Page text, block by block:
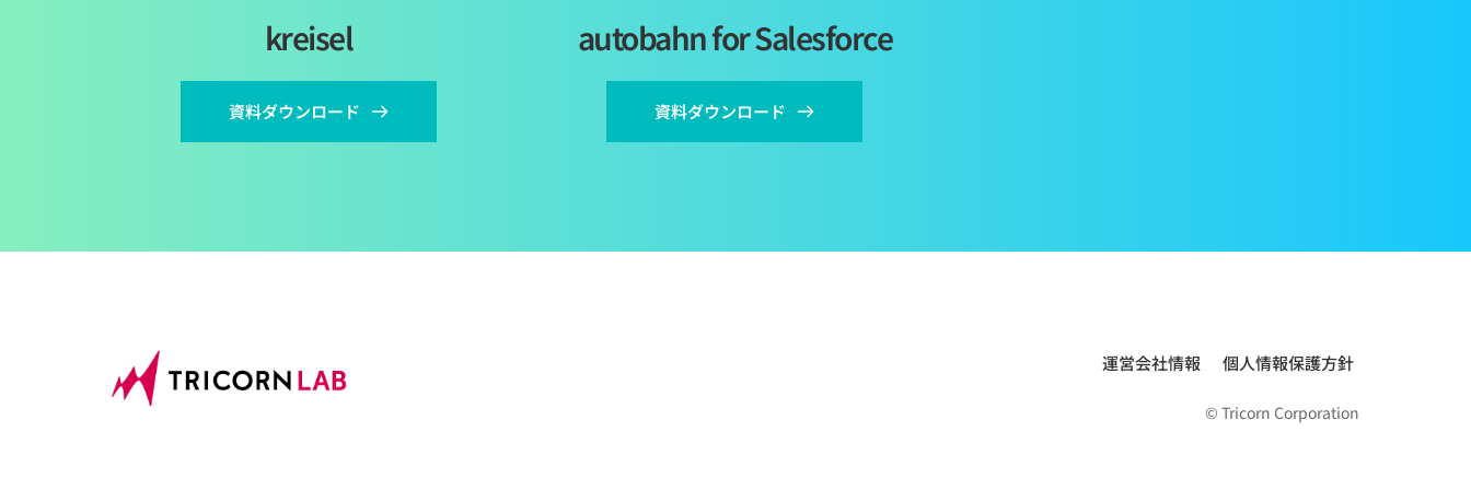
kreisel
資料ダウンロード
autobahn for Salesforce
資料ダウンロード
運営会社情報 個人情報保護方針
© Tricorn Corporation